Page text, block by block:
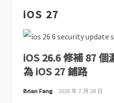
iOS 27
iOS 26.6 修補 87
為 iOS 27 鋪路
Brian Fang 2026 年 7 月 28 日